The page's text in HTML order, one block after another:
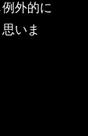
外的に
いま